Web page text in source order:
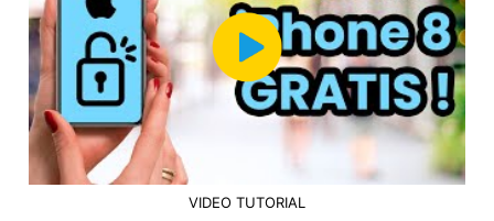
VIDEO TUTORIAL